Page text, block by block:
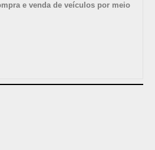
e venda de veículos por meio